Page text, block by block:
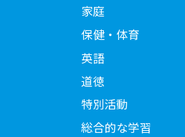
家庭
保健・体育
英語
道徳
特別活動
総合的な学習